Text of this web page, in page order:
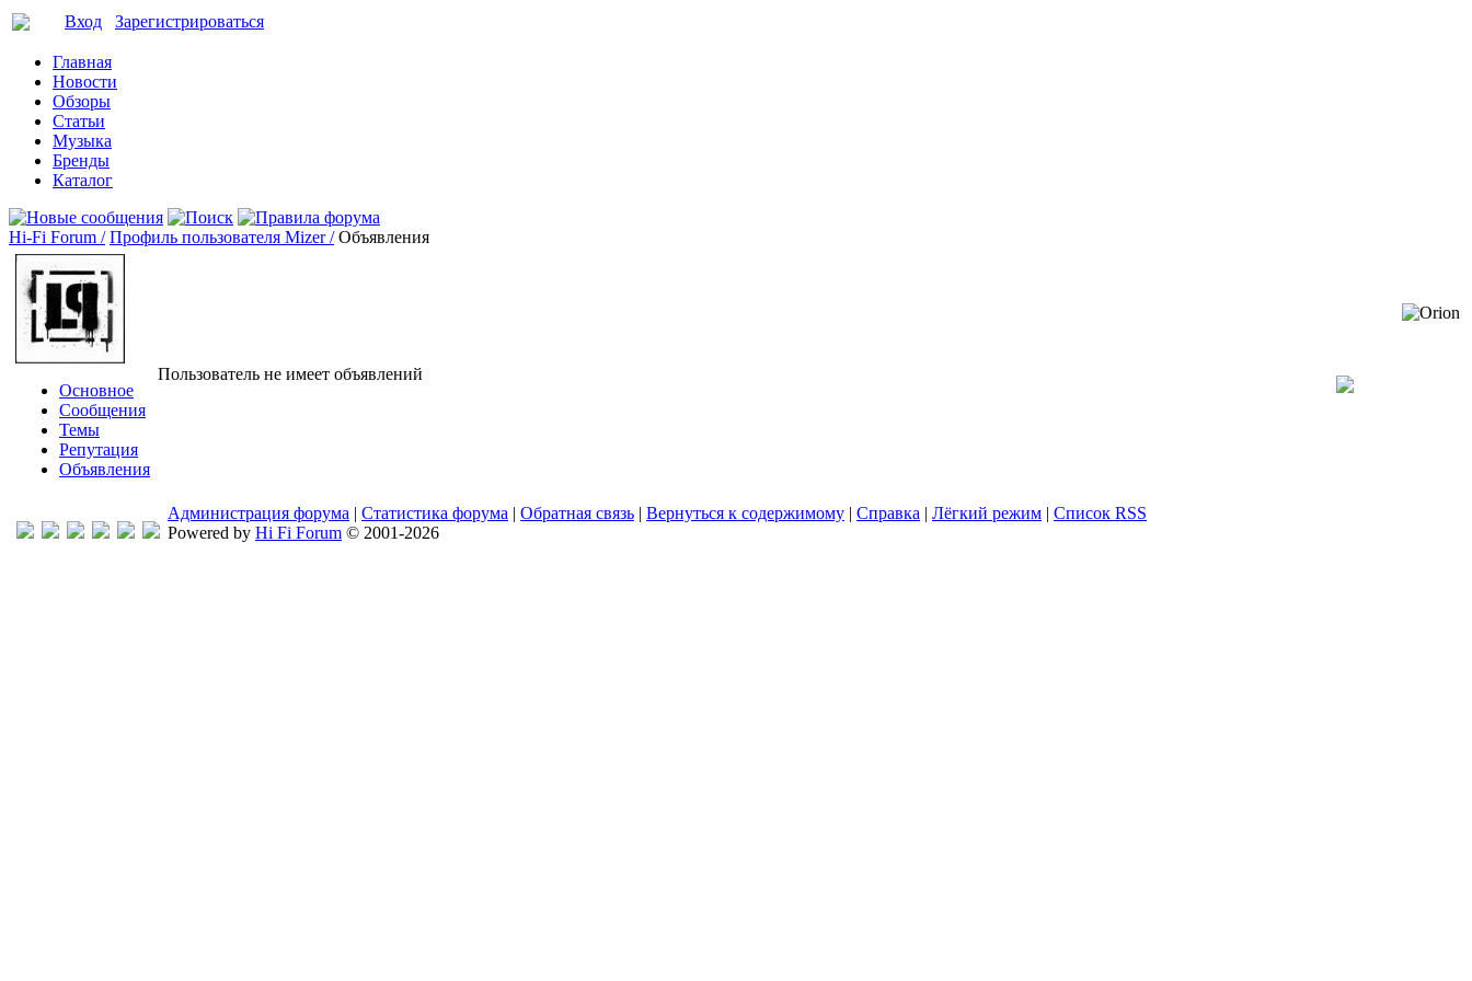
Вход Зарегистрироваться
Главная
Новости
Обзоры
Статьи
Музыка
Бренды
Каталог
Hi-Fi Forum / Профиль пользователя Mizer / Объявления
Основное
Сообщения
Темы
Репутация
Объявления
Пользователь не имеет объявлений
Администрация форума | Статистика форума | Обратная связь | Вернуться к содержимому | Справка | Лёгкий режим | Список RSS
Powered by Hi Fi Forum © 2001-2026